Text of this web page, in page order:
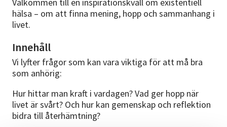
Välkommen till en inspirationskväll om existentiell
hälsa – om att finna mening, hopp och sammanhang i
livet.
Innehåll
Vi lyfter frågor som kan vara viktiga för att må bra
som anhörig:
Hur hittar man kraft i vardagen? Vad ger hopp när
livet är svårt? Och hur kan gemenskap och reflektion
bidra till återhämtning?